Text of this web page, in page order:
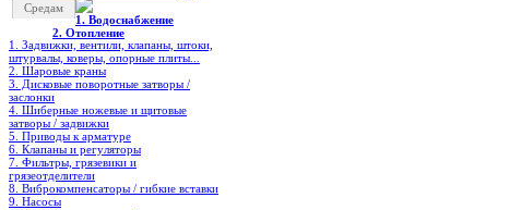
Средам
1. Водоснабжение
2. Отопление
1. Задвижки, вентили, клапаны, штоки,
штурвалы, коверы, опорные плиты...
2. Шаровые краны
3. Дисковые поворотные затворы /
заслонки
4. Шиберные ножевые и щитовые
затворы / задвижки
5. Приводы к арматуре
6. Клапаны и регуляторы
7. Фильтры, грязевики и
грязеотделители
8. Виброкомпенсаторы / гибкие вставки
9. Насосы